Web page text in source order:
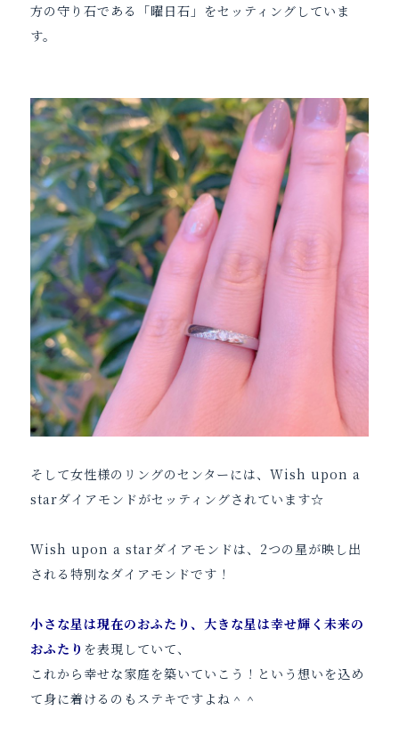
方の守り石である「曜日石」をセッティングしていま
す。
そして女性様のリングのセンターには、Wish upon a
starダイアモンドがセッティングされています☆
Wish upon a starダイアモンドは、2つの星が映し出
される特別なダイアモンドです！
小さな星は現在のおふたり、大きな星は幸せ輝く未来の
おふたり を表現していて、
これから幸せな家庭を築いていこう！という想いを込め
て身に着けるのもステキですよね＾＾